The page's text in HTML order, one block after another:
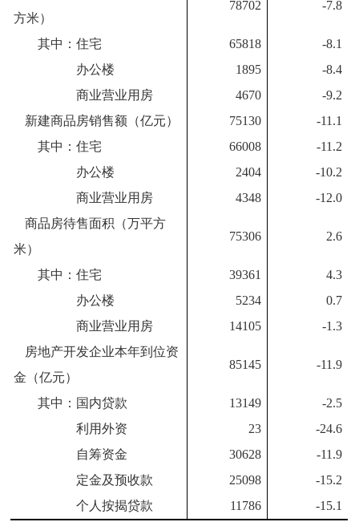
方米）
78702 -7.8
其中：住宅 65818
-8.1
办公楼
1895
-8.4
商业营业用房
4670
-9.2
新建商品房销售额（亿元）
75130
-11.1
其中：住宅
66008
-11.2
办公楼
2404
-10.2
商业营业用房
4348
-12.0
商品房待售面积（万平方
米）
75306 2.6
其中：住宅 39361
4.3
办公楼
5234
0.7
商业营业用房
14105
-1.3
房地产开发企业本年到位资
金（亿元）
85145 -11.9
其中：国内贷款 13149
-2.5
利用外资
23
-24.6
自筹资金
30628
-11.9
定金及预收款
25098
-15.2
个人按揭贷款
11786 -15.1